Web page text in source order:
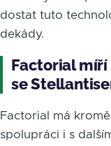
dostat tuto
dekády.
Factorial míří
se
Factorial má
spolupráci i s